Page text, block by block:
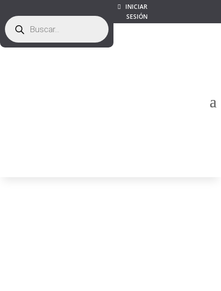
Búsqueda
de
productos
INICIAR
SESIÓN